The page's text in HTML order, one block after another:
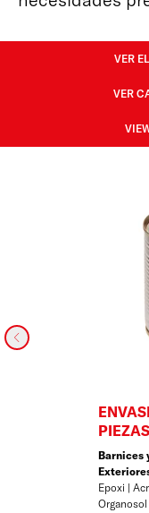
VER
VER
PIEZAS
Barnices
Epoxi |
Organosol